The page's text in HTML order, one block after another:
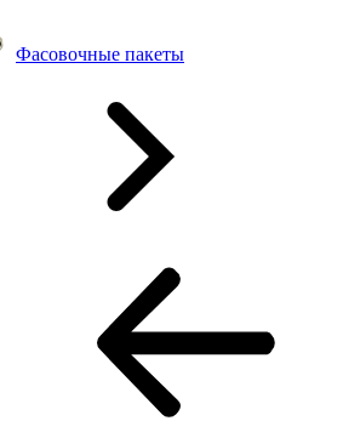
Фасовочные пакеты